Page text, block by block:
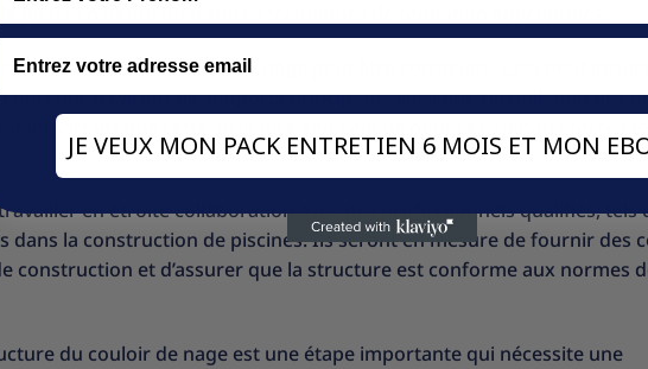
pieux en béton ou d’autres techniques de fondation appropriées.
la structure du couloir de nage peut être construite. Cela peut inclure
bois qui serviront de supports principaux, ainsi que l’installation des
important que cette structure soit conçue pour résister aux forces
en étroite collaboration avec des professionnels qualifiés, tels
dans la construction de piscines. Ils seront en mesure de fournir des
construction et d’assurer que la structure est conforme aux normes
du couloir de nage est une étape importante qui nécessite une
JE VEUX MON PACK ENTRETIEN 6 MOIS ET MON